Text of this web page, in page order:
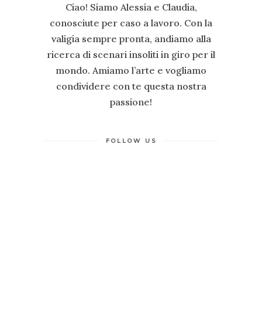
Ciao! Siamo Alessia e Claudia,
conosciute per caso a lavoro. Con la
valigia sempre pronta, andiamo alla
ricerca di scenari insoliti in giro per il
mondo. Amiamo l’arte e vogliamo
condividere con te questa nostra
passione!
FOLLOW US